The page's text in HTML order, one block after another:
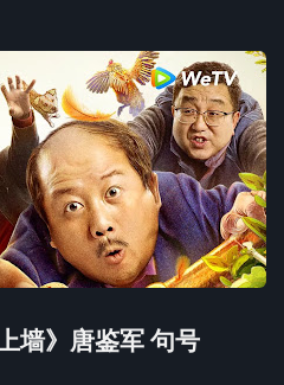
墙》唐鉴军 句号